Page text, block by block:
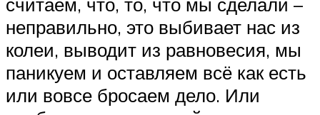
неправильно, это выбивает нас из
колеи, выводит из равновесия, мы
паникуем и оставляем всё как есть
или вовсе бросаем дело. Или